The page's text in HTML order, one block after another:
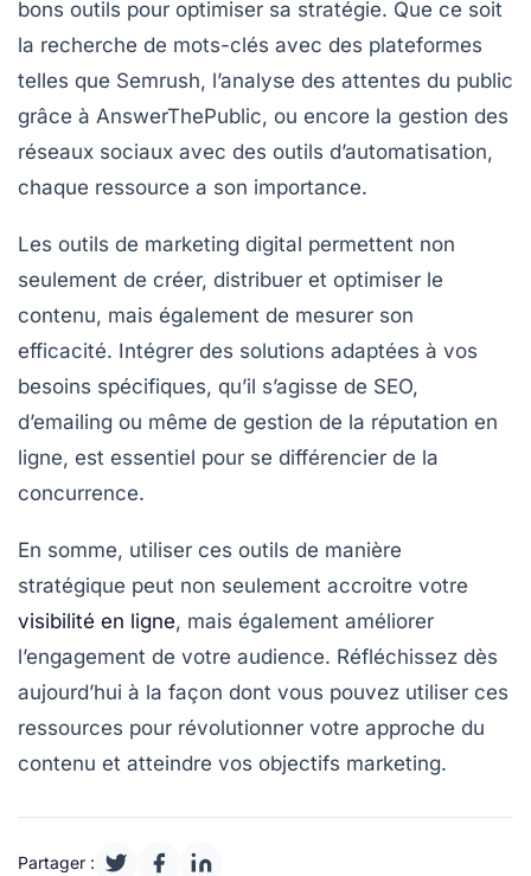
bons outils pour optimiser sa stratégie. Que ce soit
la recherche de mots-clés avec des plateformes
telles que Semrush, l’analyse des attentes du public
grâce à AnswerThePublic, ou encore la gestion des
réseaux sociaux avec des outils d’automatisation,
chaque ressource a son importance.
Les outils de marketing digital permettent non
seulement de créer, distribuer et optimiser le
contenu, mais également de mesurer son
efficacité. Intégrer des solutions adaptées à vos
besoins spécifiques, qu’il s’agisse de SEO,
d’emailing ou même de gestion de la réputation en
ligne, est essentiel pour se différencier de la
concurrence.
En somme, utiliser ces outils de manière
stratégique peut non seulement accroitre votre
visibilité en ligne, mais également améliorer
l’engagement de votre audience. Réfléchissez dès
aujourd’hui à la façon dont vous pouvez utiliser ces
ressources pour révolutionner votre approche du
contenu et atteindre vos objectifs marketing.
Partager :